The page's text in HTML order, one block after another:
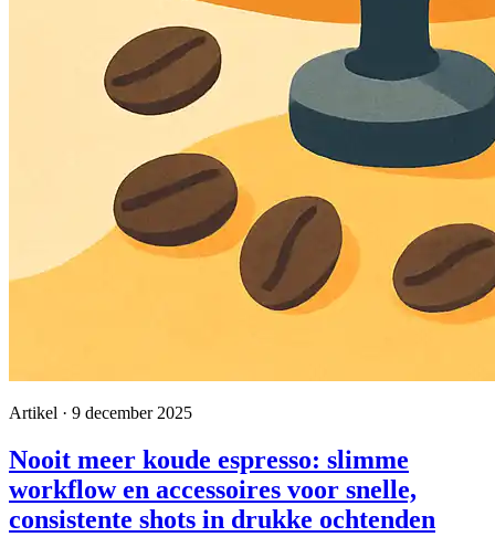
Artikel · 9 december 2025
Nooit meer koude espresso: slimme
workflow en accessoires voor snelle,
consistente shots in drukke ochtenden